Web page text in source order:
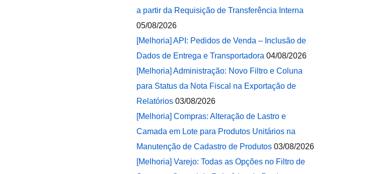
a partir da Requisição de Transferência Interna
05/08/2026
[Melhoria] API: Pedidos de Venda – Inclusão de
Dados de Entrega e Transportadora 04/08/2026
[Melhoria] Administração: Novo Filtro e Coluna
para Status da Nota Fiscal na Exportação de
Relatórios 03/08/2026
[Melhoria] Compras: Alteração de Lastro e
Camada em Lote para Produtos Unitários na
Manutenção de Cadastro de Produtos 03/08/2026
[Melhoria] Varejo: Todas as Opções no Filtro de